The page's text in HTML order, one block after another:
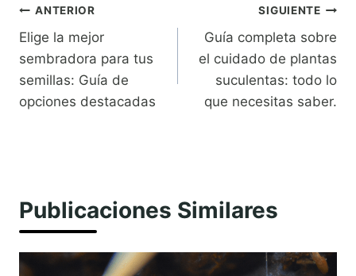
Navegación
de
entradas
ANTERIOR
Elige la mejor
sembradora para tus
semillas: Guía de
opciones destacadas
SIGUIENTE
Guía completa sobre
el cuidado de plantas
suculentas: todo lo
que necesitas saber.
Publicaciones Similares